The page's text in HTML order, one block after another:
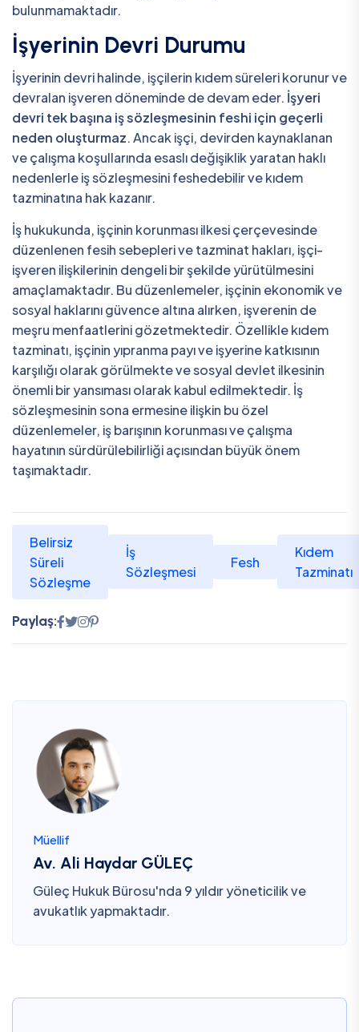
bulunmamaktadır.
İşyerinin Devri Durumu
İşyerinin devri halinde, işçilerin kıdem süreleri korunur ve
devralan işveren döneminde de devam eder. İşyeri
devri tek başına iş sözleşmesinin feshi için geçerli
neden oluşturmaz. Ancak işçi, devirden kaynaklanan
ve çalışma koşullarında esaslı değişiklik yaratan haklı
nedenlerle iş sözleşmesini feshedebilir ve kıdem
tazminatına hak kazanır.
İş hukukunda, işçinin korunması ilkesi çerçevesinde
düzenlenen fesih sebepleri ve tazminat hakları, işçi-
işveren ilişkilerinin dengeli bir şekilde yürütülmesini
amaçlamaktadır. Bu düzenlemeler, işçinin ekonomik ve
sosyal haklarını güvence altına alırken, işverenin de
meşru menfaatlerini gözetmektedir. Özellikle kıdem
tazminatı, işçinin yıpranma payı ve işyerine katkısının
karşılığı olarak görülmekte ve sosyal devlet ilkesinin
önemli bir yansıması olarak kabul edilmektedir. İş
sözleşmesinin sona ermesine ilişkin bu özel
düzenlemeler, iş barışının korunması ve çalışma
hayatının sürdürülebilirliği açısından büyük önem
taşımaktadır.
Belirsiz
Süreli
Sözleşme
İş
Sözleşmesi
Fesh
Kıdem
Tazminatı
Paylaş:
Müellif
Av. Ali Haydar GÜLEÇ
Güleç Hukuk Bürosu'nda 9 yıldır yöneticilik ve
avukatlık yapmaktadır.